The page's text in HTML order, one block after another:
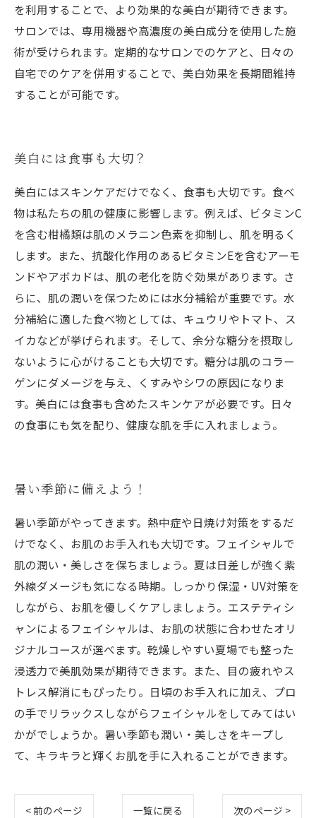
を利用することで、より効果的な美白が期待できます。
サロンでは、専用機器や高濃度の美白成分を使用した施
術が受けられます。定期的なサロンでのケアと、日々の
自宅でのケアを併用することで、美白効果を長期間維持
することが可能です。
美白には食事も大切？
美白にはスキンケアだけでなく、食事も大切です。食べ
物は私たちの肌の健康に影響します。例えば、ビタミンC
を含む柑橘類は肌のメラニン色素を抑制し、肌を明るく
します。また、抗酸化作用のあるビタミンEを含むアーモ
ンドやアボカドは、肌の老化を防ぐ効果があります。さ
らに、肌の潤いを保つためには水分補給が重要です。水
分補給に適した食べ物としては、キュウリやトマト、ス
イカなどが挙げられます。そして、余分な糖分を摂取し
ないように心がけることも大切です。糖分は肌のコラー
ゲンにダメージを与え、くすみやシワの原因になりま
す。美白には食事も含めたスキンケアが必要です。日々
の食事にも気を配り、健康な肌を手に入れましょう。
暑い季節に備えよう！
暑い季節がやってきます。熱中症や日焼け対策をするだ
けでなく、お肌のお手入れも大切です。フェイシャルで
肌の潤い・美しさを保ちましょう。夏は日差しが強く紫
外線ダメージも気になる時期。しっかり保湿・UV対策を
しながら、お肌を優しくケアしましょう。エステティシ
ャンによるフェイシャルは、お肌の状態に合わせたオリ
ジナルコースが選べます。乾燥しやすい夏場でも整った
浸透力で美肌効果が期待できます。また、目の疲れやス
トレス解消にもぴったり。日頃のお手入れに加え、プロ
の手でリラックスしながらフェイシャルをしてみてはい
かがでしょうか。暑い季節も潤い・美しさをキープし
て、キラキラと輝くお肌を手に入れることができます。
< 前のページ 一覧に戻る 次のページ >